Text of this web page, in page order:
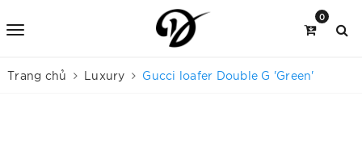
0
Trang chủ Luxury Gucci loafer Double G 'Green'